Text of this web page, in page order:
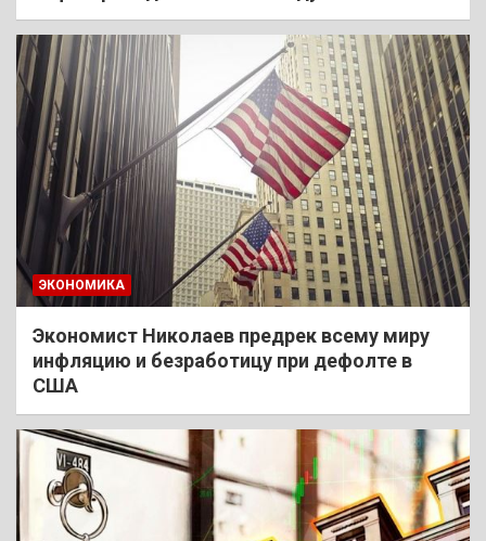
ЭКОНОМИКА
Экономист Николаев предрек всему миру
инфляцию и безработицу при дефолте в
США